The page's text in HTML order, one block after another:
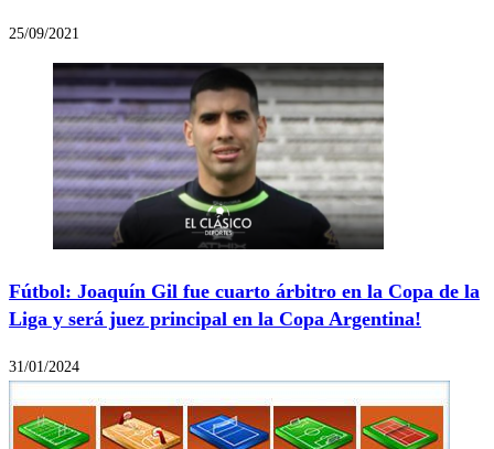
25/09/2021
Fútbol: Joaquín Gil fue cuarto árbitro en la Copa de la
Liga y será juez principal en la Copa Argentina!
31/01/2024